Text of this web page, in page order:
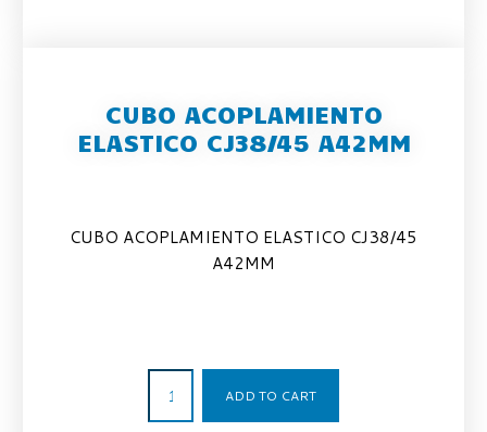
CUBO ACOPLAMIENTO
ELASTICO CJ38/45 A42MM
CUBO ACOPLAMIENTO ELASTICO CJ38/45
A42MM
ADD TO CART